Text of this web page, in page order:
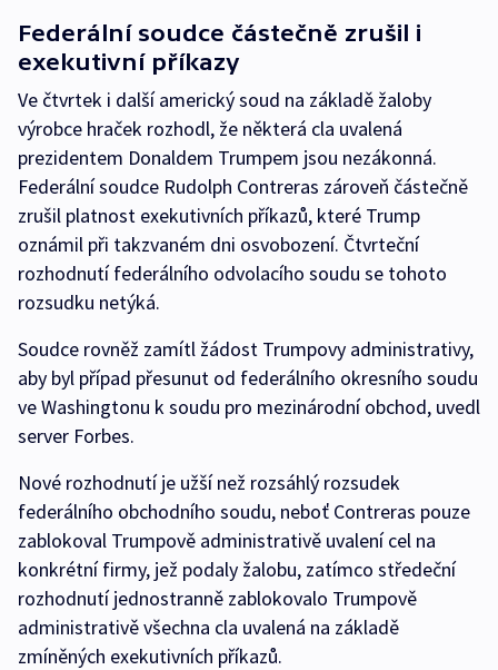
Federální soudce částečně zrušil i
exekutivní příkazy
Ve čtvrtek i další americký soud na základě žaloby
výrobce hraček rozhodl, že některá cla uvalená
prezidentem Donaldem Trumpem jsou nezákonná.
Federální soudce Rudolph Contreras zároveň částečně
zrušil platnost exekutivních příkazů, které Trump
oznámil při takzvaném dni osvobození. Čtvrteční
rozhodnutí federálního odvolacího soudu se tohoto
rozsudku netýká.
Soudce rovněž zamítl žádost Trumpovy administrativy,
aby byl případ přesunut od federálního okresního soudu
ve Washingtonu k soudu pro mezinárodní obchod, uvedl
server Forbes.
Nové rozhodnutí je užší než rozsáhlý rozsudek
federálního obchodního soudu, neboť Contreras pouze
zablokoval Trumpově administrativě uvalení cel na
konkrétní firmy, jež podaly žalobu, zatímco středeční
rozhodnutí jednostranně zablokovalo Trumpově
administrativě všechna cla uvalená na základě
zmíněných exekutivních příkazů.